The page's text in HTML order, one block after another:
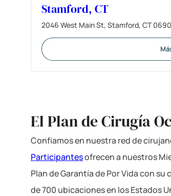
Stamford, CT
2046 West Main St, Stamford, CT
El Plan de Cirugía
Confiamos en nuestra red de
Participantesofrecen a nuestros
Plan de Garantía de Por Vida con
de 700 ubicaciones en los Estados